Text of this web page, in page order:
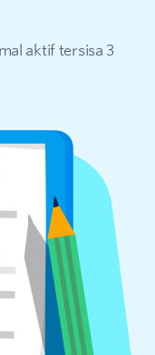
aktif tersisa 3